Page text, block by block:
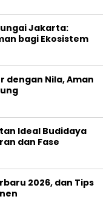
Jakarta:
bagi Ekosistem
dengan Nila, Aman
Ideal Budidaya
dan Fase
2026, dan Tips